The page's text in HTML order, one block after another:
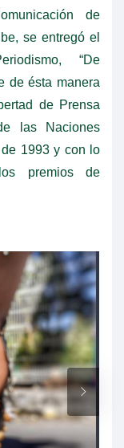
de
se entregó el
“De
de ésta manera
de Prensa
las Naciones
1993 y con lo
premios de